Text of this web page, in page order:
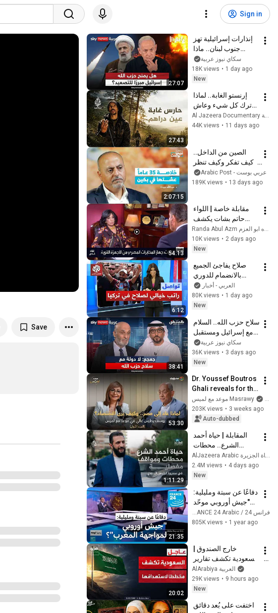
Sign in
Save
27:07
يحدث؟ | #رادار
سكاي نيوز عربية
18K views • 1 day ago
New
27:43
في الغابة؟
Al Jazeera Documentary الجزيرة الوثائقية
44K views • 11 days ago
2:07:15
عربي بوست
عربي بوست - Arabic Post
189K views • 13 days ago
54:13
كواليس محاولة اغتيال
مبارك وأسرار الملف
السوداني
Randa Abul Azm رنده ابو العزم
10K views • 2 days ago
New
6:12
على دوريات أخرى؟ │
تواصل
العربي - أخبار
80K views • 1 day ago
New
38:41
في برنامج #بالمنطق
سكاي نيوز عربية
36K views • 3 days ago
New
53:30
Dr. Youssef Boutros
Ghali reveals for the
first time after a 14-
year absence: Why
did he return t...
and موعد مع لميس
203K views • 3 weeks ago
Auto-dubbed
1:11:29
ومواقف مفصلية في
مسيرة الرئيس السوري
AlJazeera Arabic قناة الجزيرة
2.4M views • 4 days ago
New
21:35
لمواجهة المغرب"؟
805K views • 1 year ago
20:02
استخباراتية صادمة..
مخطط حوثي عراقي
AlArabiya العربية
29K views • 9 hours ago
New